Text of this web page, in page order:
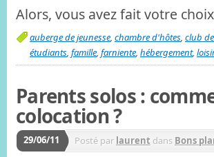
Alors, vous avez fait votre
auberge de jeunesse, chambre d'hôtes, club
étudiants, famille, farniente, hébergement,
Parents solos :
colocation ?
29/06/11 Posté par laurent dans Bons